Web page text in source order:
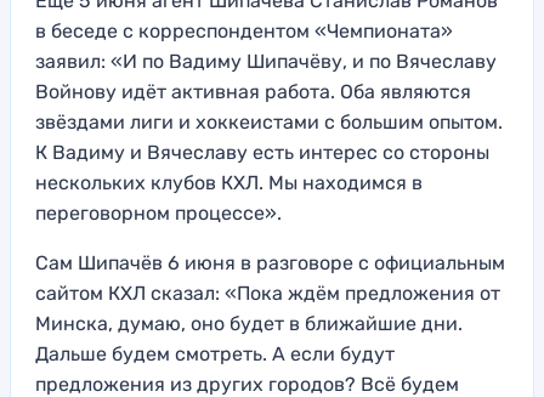
в беседе с корреспондентом «Чемпионата»
заявил: «И по Вадиму Шипачёву, и по Вячеславу
Войнову идёт активная работа. Оба являются
звёздами лиги и хоккеистами с большим опытом.
К Вадиму и Вячеславу есть интерес со стороны
нескольких клубов КХЛ. Мы находимся в
переговорном процессе».
Сам Шипачёв 6 июня в разговоре с официальным
сайтом КХЛ сказал: «Пока ждём предложения от
Минска, думаю, оно будет в ближайшие дни.
Дальше будем смотреть. А если будут
предложения из других городов? Всё будем